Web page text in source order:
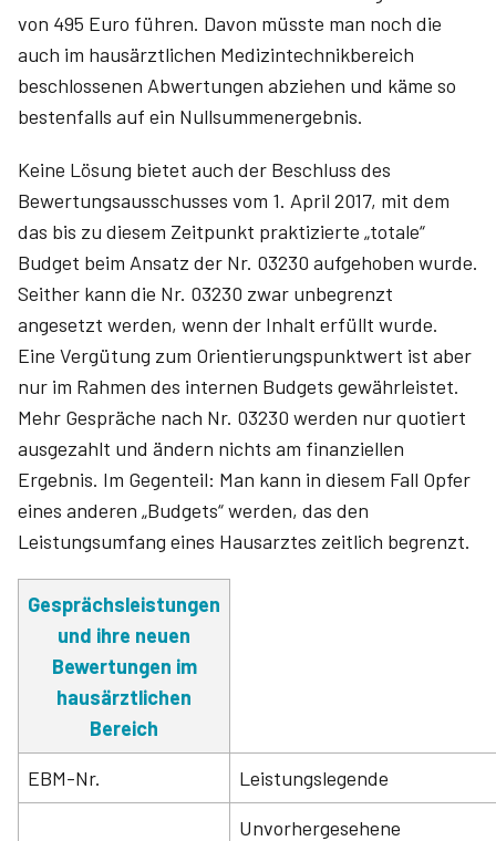
von 495 Euro führen. Davon müsste man noch die
auch im haus­ärztlichen Medizintechnikbereich
beschlossenen Abwertungen abziehen und käme so
bestenfalls auf ein Nullsummenergebnis.
Keine Lösung bietet auch der Beschluss des
Bewertungsausschusses vom 1. April 2017, mit dem
das bis zu diesem Zeitpunkt praktizierte „totale“
Budget beim Ansatz der Nr. 03230 aufgehoben wurde.
Seither kann die Nr. 03230 zwar unbegrenzt
angesetzt werden, wenn der Inhalt erfüllt wurde.
Eine Vergütung zum Orientierungspunktwert ist aber
nur im Rahmen des internen Budgets gewährleistet.
Mehr Gespräche nach Nr. 03230 werden nur quotiert
ausgezahlt und ändern nichts am finanziellen
Ergebnis. Im Gegenteil: Man kann in diesem Fall Opfer
eines anderen „Budgets“ werden, das den
Leistungsumfang eines Hausarztes zeitlich begrenzt.
Gesprächsleistungen
und ihre neuen
Bewertungen im
hausärztlichen
Bereich
EBM-Nr. Leistungslegende
Unvorhergesehene